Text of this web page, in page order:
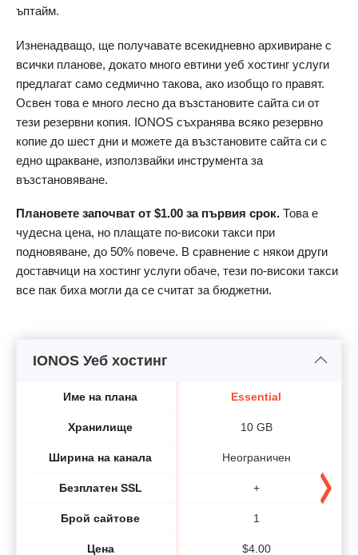
ъптайм.
Изненадващо, ще получавате всекидневно архивиране с
всички планове, докато много евтини уеб хостинг услуги
предлагат само седмично такова, ако изобщо го правят.
Освен това е много лесно да възстановите сайта си от
тези резервни копия. IONOS съхранява всяко резервно
копие до шест дни и можете да възстановите сайта си с
едно щракване, използвайки инструмента за
възстановяване.
Плановете започват от $1.00 за първия срок. Това е
чудесна цена, но плащате по-високи такси при
подновяване, до 50% повече. В сравнение с някои други
доставчици на хостинг услуги обаче, тези по-високи такси
все пак биха могли да се считат за бюджетни.
IONOS Уеб хостинг
Име на плана
Хранилище
Ширина на канала
Безплатен SSL
Брой сайтове
Цена
Essential
10 GB
Неограничен
+
1
$4.00